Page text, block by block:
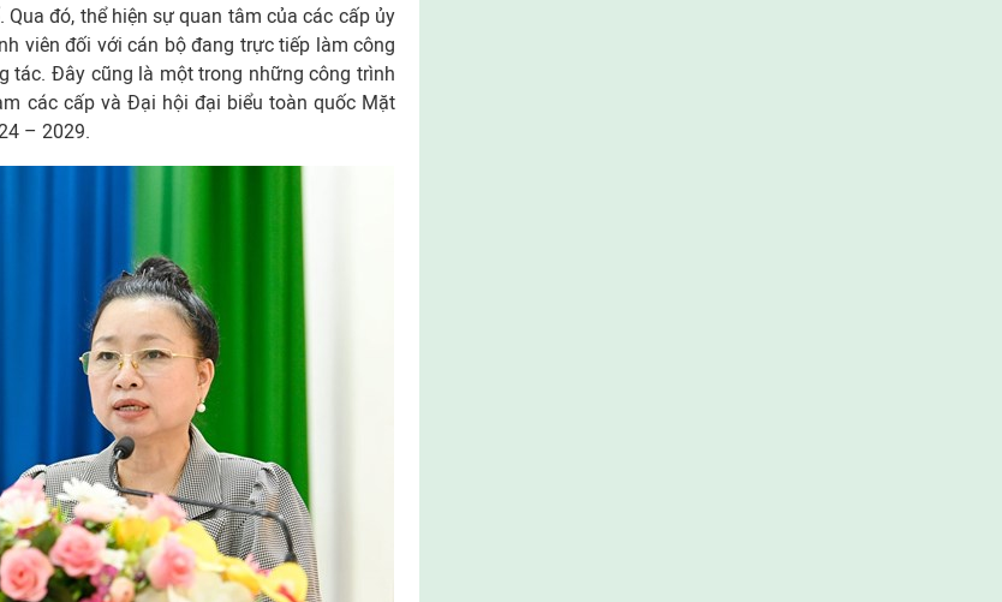
đó, thể hiện sự quan tâm của các cấp ủy
viên đối với cán bộ đang trực tiếp làm công
tác. Đây cũng là một trong những công trình
các cấp và Đại hội đại biểu toàn quốc Mặt
– 2029.